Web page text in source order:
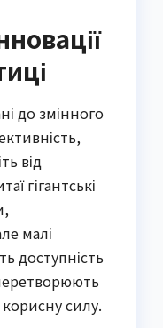
до змінного
від
гігантські
малі
доступність
силу.